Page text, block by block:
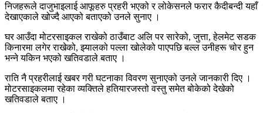
निजहरूले दाजुभाइलाई आफूहरु प्रहरी भएको र लोकेसनले फरार कैदीबन्दी यहाँ
देखाएकाले खोज्दै आएको बताएको उनले सुनाए ।
घर आउँदा मोटरसाइकल राखेको ठाउँबाट अलि पर सारेको, जुत्ता, हेलमेट सडक
किनारमा लगेर राखेको, झ्यालको पल्ला खोलेको पाएपछि बल्ल उनीहरू चोर हुन
भन्ने यकिन भएको खतिवडाले बताए ।
राति नै प्रहरीलाई खबर गरी घटनाका विवरण सुनाएको उनले जानकारी दिए ।
मोटरसाइकलमा रहेका व्यक्तिले हतियारजस्तो वस्तु समेत बोकेको देखेको
खतिवडाले बताए ।